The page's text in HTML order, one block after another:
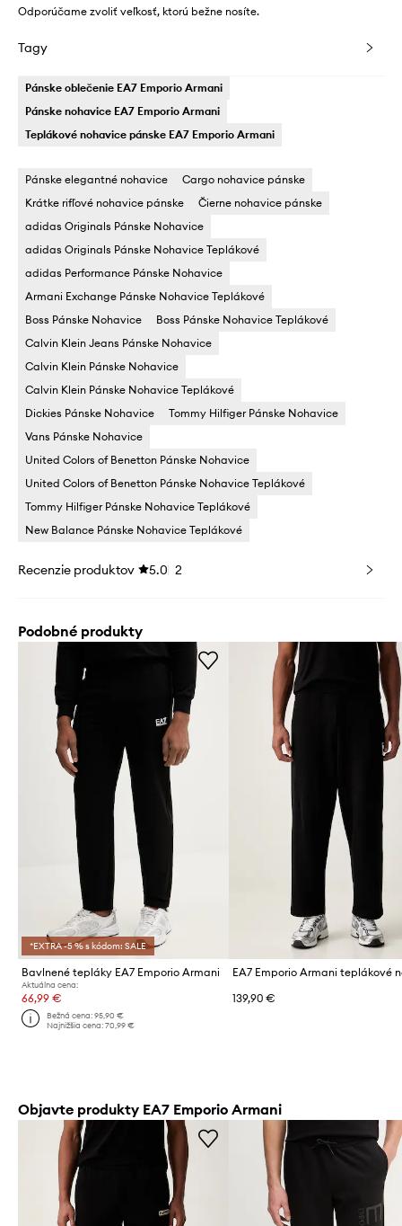
Odporúčame zvoliť veľkosť, ktorú bežne nosíte.
Tagy
Pánske oblečenie EA7 Emporio Armani
Pánske nohavice EA7 Emporio Armani
Teplákové nohavice pánske EA7 Emporio Armani
Pánske elegantné nohavice
Cargo nohavice pánske
Krátke rifľové nohavice pánske
Čierne nohavice pánske
adidas Originals Pánske Nohavice
adidas Originals Pánske Nohavice Teplákové
adidas Performance Pánske Nohavice
Armani Exchange Pánske Nohavice Teplákové
Boss Pánske Nohavice
Boss Pánske Nohavice Teplákové
Calvin Klein Jeans Pánske Nohavice
Calvin Klein Pánske Nohavice
Calvin Klein Pánske Nohavice Teplákové
Dickies Pánske Nohavice
Tommy Hilfiger Pánske Nohavice
Vans Pánske Nohavice
United Colors of Benetton Pánske Nohavice
United Colors of Benetton Pánske Nohavice Teplákové
Tommy Hilfiger Pánske Nohavice Teplákové
New Balance Pánske Nohavice Teplákové
Recenzie produktov 5.0 2
Podobné produkty
*EXTRA -5 % s kódom: SALE
Bavlnené tepláky EA7 Emporio Armani
Aktuálna cena:
66,99 €
Bežná cena:95,90 €
Najnižšia cena:70,99 €
139,90 €
Objavte produkty EA7 Emporio Armani